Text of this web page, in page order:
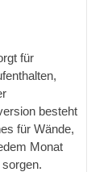
für
besteht
für Wände,
Monat